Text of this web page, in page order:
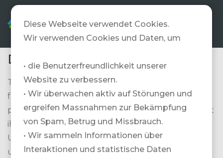
DE
Datenschutzerklärung
Travelzone AG («Wir») ist als Datenverantwortliche
für die Erhebung und Bearbeitung Ihrer
personenbezogenen Daten im Zusammenhang mit
ihren Dienstleistungen und Tätigkeiten zuständig.
Unsere Aufgabe ist es, unseren Kunden ein
umfassendes Angebot an Reisedienstleistungen zu
Diese Webseite verwendet Cookies.
Wir verwenden Cookies und Daten, um
• die Benutzerfreundlichkeit unserer
Website zu verbessern.
• Wir überwachen aktiv auf Störungen und
ergreifen Massnahmen zur Bekämpfung
von Spam, Betrug und Missbrauch.
• Wir sammeln Informationen über
Interaktionen und statistische Daten